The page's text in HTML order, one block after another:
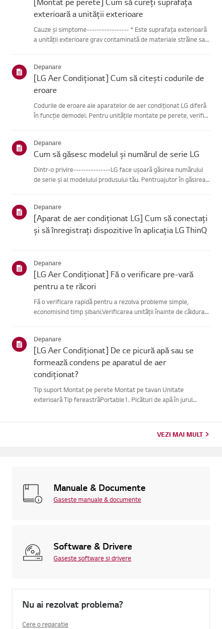
exterioară a unității exterioare
Cauze și simptome----------------- * Este suprafața exterioară
a unității exterioare grav contaminată de materiale străine sau
Depanare
[LG Aer Condiționat] Cum să citești codurile de
eroare
Codurile de eroare ale aparatelor de aer condiționat LG diferă
în funcție demodel. Pentru unitățile montate pe perete, verifică
Depanare
Cum să găsesc modelul și numărul de serie LG
Dintr-o privire---------------LG face ușoară găsirea numărului
de serie și al modelului produsului tău. Pentruajutor în găsirea
Depanare
[Aparat de aer condiționat LG] Cum să conectați
și să înregistrați dispozitive în aplicația LG ThinQ
Depanare
[LG Aer Condiționat] Fă o verificare pre-vară
pentru a te răcori
Fă o verificare rapidă pentru a rezolva probleme simple,
economisind timp șibani.Verificarea unității înainte de căldura
Depanare
[LG Aer Condiționat] De ce picură apă sau se
formează condens pe aparatul de aer
condiționat?
Tip suport Montat pe perete Montat pe tavan Unitate
exterioară Tip fereastrăPortable1. Picături de apă în jurul
VEZI MAI MULT
Manuale & Documente
Gaseste manuale & documente
Software & Drivere
Gaseste software si drivere
Nu ai rezolvat problema?
Cere o reparatie